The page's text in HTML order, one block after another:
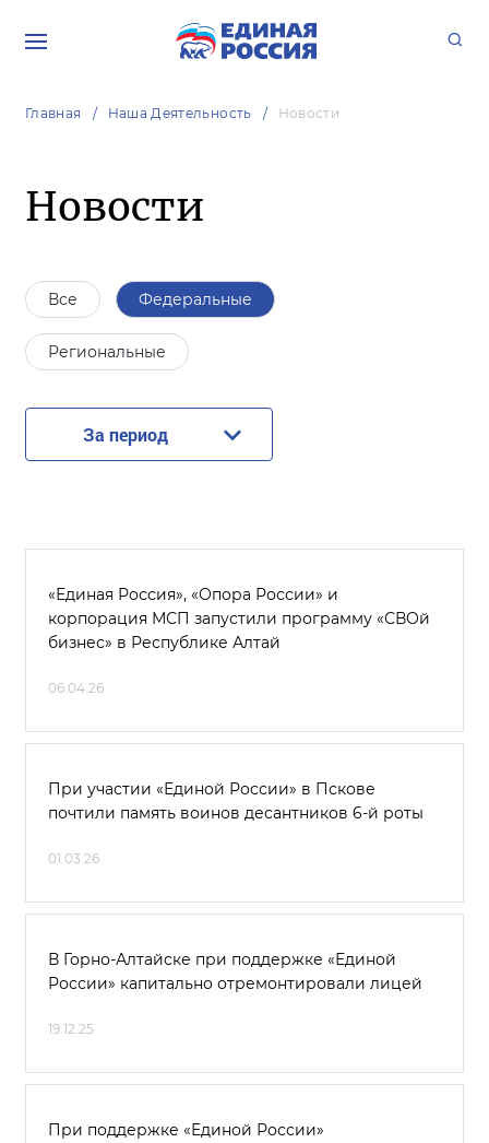
Главная Наша Деятельность Новости
Новости
Все Федеральные
Региональные
За период
«Единая Россия», «Опора России» и
корпорация МСП запустили программу «СВОй
бизнес» в Республике Алтай
06.04.26
При участии «Единой России» в Пскове
почтили память воинов десантников 6-й роты
01.03.26
В Горно-Алтайске при поддержке «Единой
России» капитально отремонтировали лицей
19.12.25
При поддержке «Единой России»